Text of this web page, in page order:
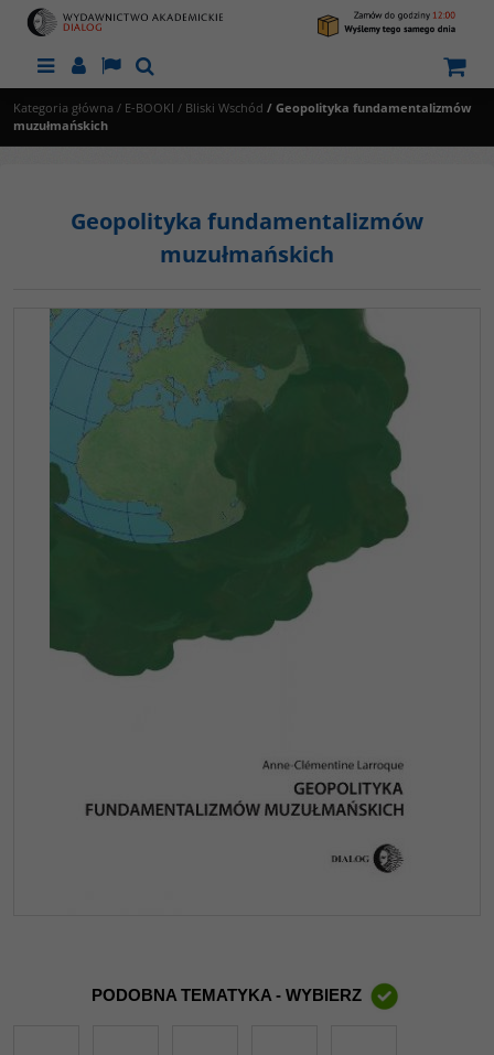
MenuPanelLangSzukaj
Kategoria główna / E-BOOKI / Bliski Wschód / Geopolityka fundamentalizmów
muzułmańskich
Geopolityka fundamentalizmów
muzułmańskich
PODOBNA TEMATYKA - WYBIERZ